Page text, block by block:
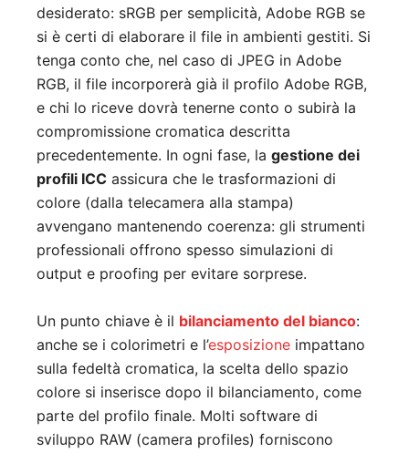
desiderato: sRGB per semplicità, Adobe RGB se
si è certi di elaborare il file in ambienti gestiti. Si
tenga conto che, nel caso di JPEG in Adobe
RGB, il file incorporerà già il profilo Adobe RGB,
e chi lo riceve dovrà tenerne conto o subirà la
compromissione cromatica descritta
precedentemente. In ogni fase, la gestione dei
profili ICC assicura che le trasformazioni di
colore (dalla telecamera alla stampa)
avvengano mantenendo coerenza: gli strumenti
professionali offrono spesso simulazioni di
output e proofing per evitare sorprese.
Un punto chiave è il bilanciamento del bianco:
anche se i colorimetri e l’esposizione impattano
sulla fedeltà cromatica, la scelta dello spazio
colore si inserisce dopo il bilanciamento, come
parte del profilo finale. Molti software di
sviluppo RAW (camera profiles) forniscono